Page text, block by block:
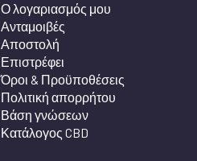
Ο λογαριασμός μου
Ανταμοιβές
Αποστολή
Επιστρέφει
Όροι & Προϋποθέσεις
Πολιτική απορρήτου
Βάση γνώσεων
Κατάλογος CBD